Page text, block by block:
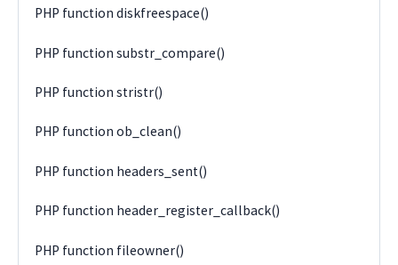
PHP function diskfreespace()
PHP function substr_compare()
PHP function stristr()
PHP function ob_clean()
PHP function headers_sent()
PHP function header_register_callback()
PHP function fileowner()